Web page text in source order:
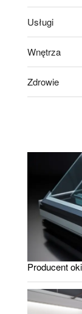
Usługi
Wnętrza
Zdrowie
Producent